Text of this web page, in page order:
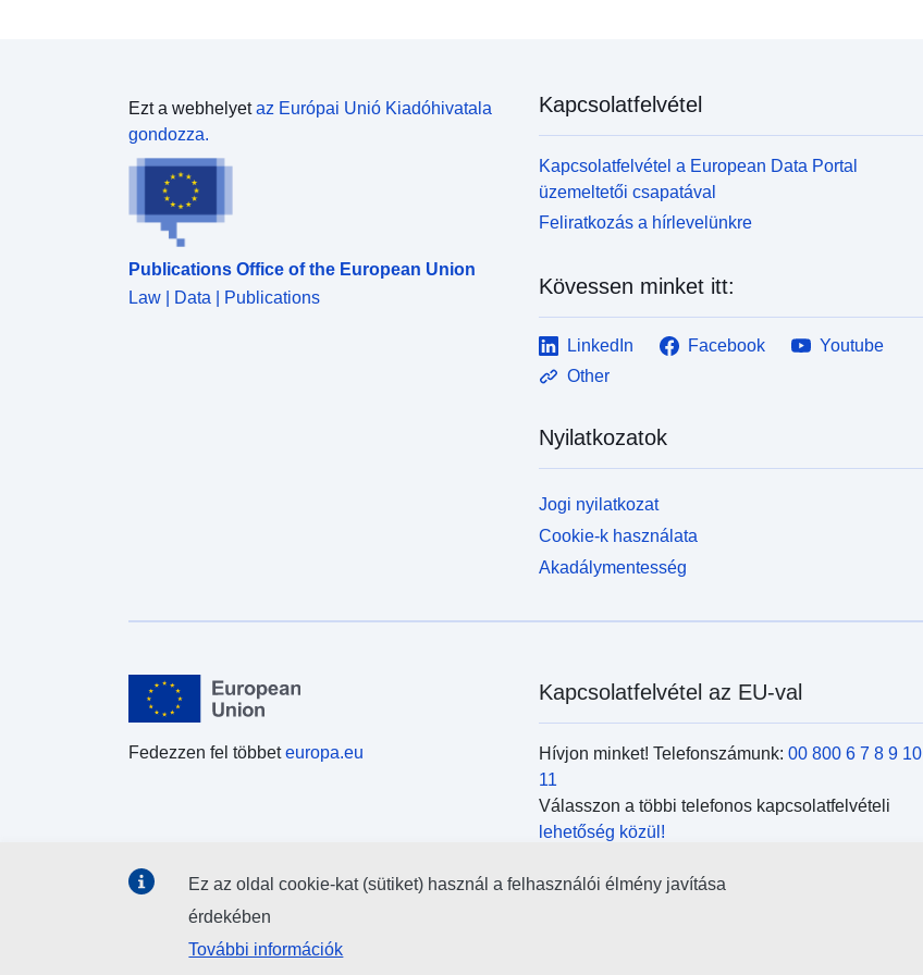
Ezt a webhelyetaz Európai Unió Kiadóhivatala
gondozza.
Publications Office of the European Union
Law | Data | Publications
Kapcsolatfelvétel
Kapcsolatfelvétel a European Data Portal
üzemeltetői csapatával
Feliratkozás a hírlevelünkre
Kövessen minket itt:
LinkedIn Facebook
Youtube
Other
Nyilatkozatok
Jogi nyilatkozat
Cookie-k használata
Akadálymentesség
Fedezzen fel többeteuropa.eu
Kapcsolatfelvétel az EU-val
Hívjon minket! Telefonszámunk: 00 800 6 7 8 9 10
11
Válasszon a többi telefonos kapcsolatfelvételi
lehetőség közül!
kitöltésével!
Ez az oldal cookie-kat (sütiket) használ a felhasználói élmény javítása
érdekében
További információk